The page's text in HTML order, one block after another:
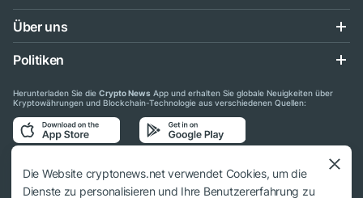
Über uns
Politiken
Herunterladen Sie die Crypto News App und erhalten Sie globale Neuigkeiten über
Kryptowährungen und Blockchain-Technologie aus verschiedenen Quellen:
Folgen Sie uns auf den sozialen Medien
Die Website cryptonews.net verwendet Cookies, um die
Dienste zu personalisieren und Ihre Benutzererfahrung zu